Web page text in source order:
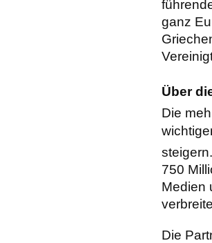
ganz
Über
Die
750
Medien
Die